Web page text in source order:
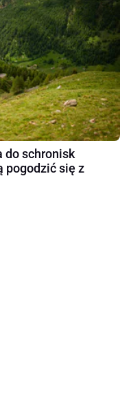
do schronisk
pogodzić się z